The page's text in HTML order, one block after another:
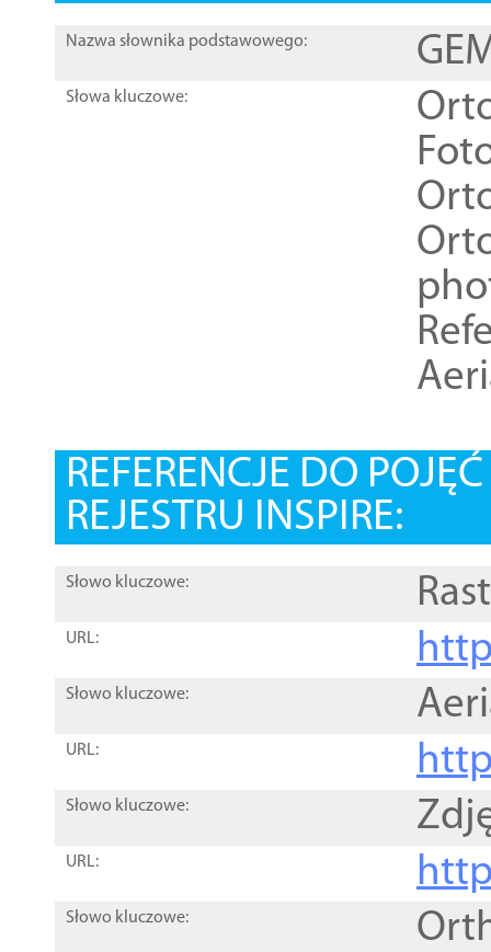
Nazwa słownika podstawowego:
Słowa kluczowe:
REFERENCJE DO
REJESTRU INSPIRE:
Słowo kluczowe:
URL:
Słowo kluczowe:
URL:
Słowo kluczowe:
URL:
Słowo kluczowe: